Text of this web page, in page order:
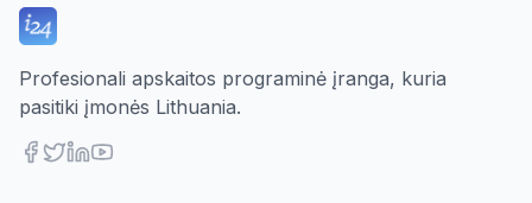
Profesionali apskaitos programinė įranga, kuria
pasitiki įmonės Lithuania.